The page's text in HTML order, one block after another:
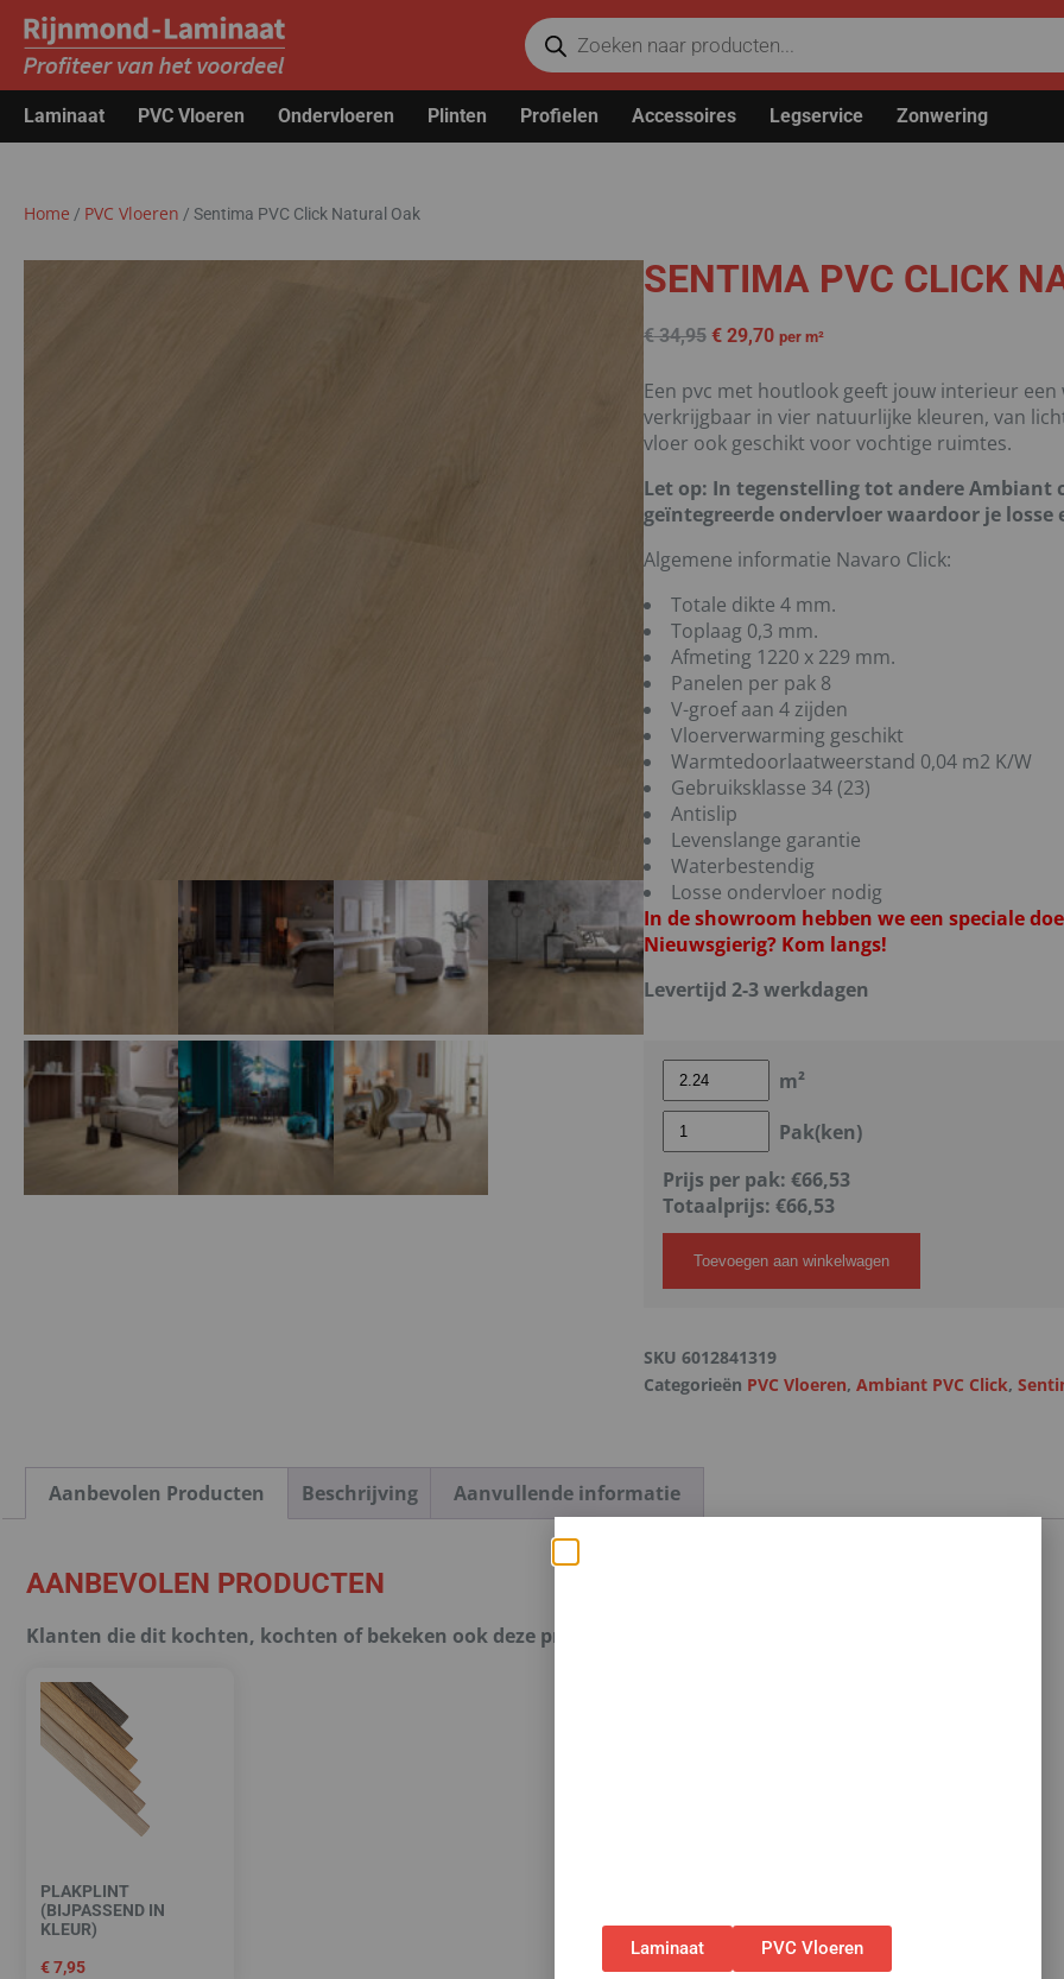
Laminaat PVC Vloeren Ondervloeren Plinten Profielen Accessoires Legservice Zonwering
Home / PVC Vloeren / Sentima PVC Click Natural Oak
SENTIMA PVC CLICK
€34,95 €29,70 per m²
Een pvc met houtlook geeft jouw interieur
verkrijgbaar in vier natuurlijke kleuren, van
vloer ook geschikt voor vochtige ruimtes.
Let op: In tegenstelling tot andere Ambiant
geïntegreerde ondervloer waardoor je
Algemene informatie Navaro Click:
Totale dikte 4 mm.
Toplaag 0,3 mm.
Afmeting 1220 x 229 mm.
Panelen per pak 8
V-groef aan 4 zijden
Vloerverwarming geschikt
Warmtedoorlaatweerstand 0,04 m2 K/W
Gebruiksklasse 34 (23)
Antislip
Levenslange garantie
Waterbestendig
Losse ondervloer nodig
In de showroom hebben we een speciale
Nieuwsgierig? Kom langs!
Levertijd 2-3 werkdagen
m²
Pak(ken)
Prijs per pak: €66,53
Totaalprijs: €66,53
Toevoegen aan winkelwagen
SKU 6012841319
Categorieën PVC Vloeren, Ambiant PVC Click,
Aanbevolen Producten Beschrijving Aanvullende informatie
AANBEVOLEN PRODUCTEN
Klanten die dit kochten, kochten of bekeken ook deze producten.
PLAKPLINT
(BIJPASSEND IN
KLEUR)
€7,95
Laminaat PVC Vloeren